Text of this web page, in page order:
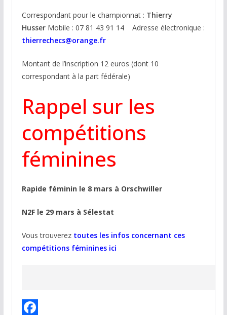
Correspondant pour le championnat : Thierry
Husser Mobile : 07 81 43 91 14
Adresse électronique :
thierrechecs@orange.fr
Montant de l’inscription 12 euros (dont 10
correspondant à la part fédérale)
Rappel sur les
compétitions
féminines
Rapide féminin le 8 mars à Orschwiller
N2F le 29 mars à Sélestat
Vous trouverez toutes les infos concernant ces
compétitions féminines ici